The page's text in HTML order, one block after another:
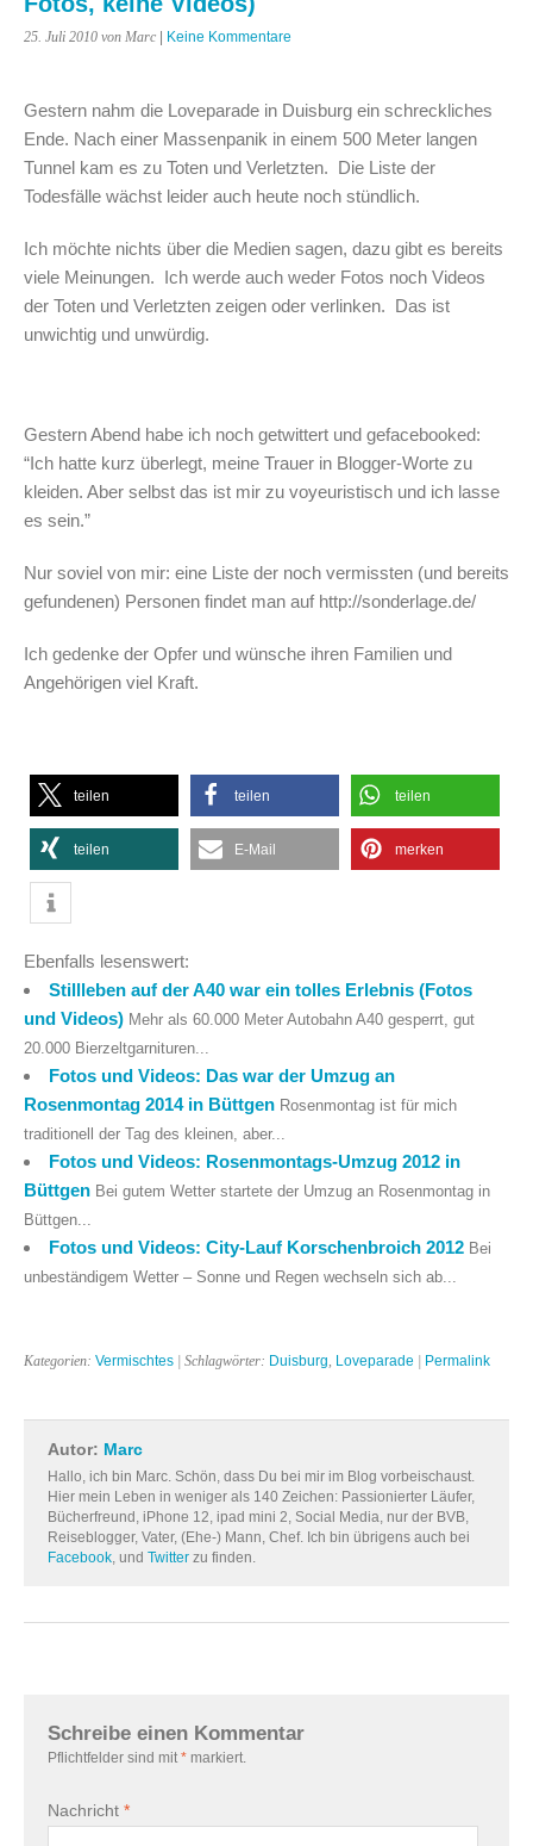
25. Juli 2010 von Marc | Keine Kommentare
Gestern nahm die Loveparade in Duisburg ein schreckliches
Ende. Nach einer Massenpanik in einem 500 Meter langen
Tunnel kam es zu Toten und Verletzten. Die Liste der
Todesfälle wächst leider auch heute noch stündlich.
Ich möchte nichts über die Medien sagen, dazu gibt es bereits
viele Meinungen. Ich werde auch weder Fotos noch Videos
der Toten und Verletzten zeigen oder verlinken. Das ist
unwichtig und unwürdig.
Gestern Abend habe ich noch getwittert und gefacebooked:
“Ich hatte kurz überlegt, meine Trauer in Blogger-Worte zu
kleiden. Aber selbst das ist mir zu voyeuristisch und ich lasse
es sein.”
Nur soviel von mir: eine Liste der noch vermissten (und bereits
gefundenen) Personen findet man auf http://sonderlage.de/
Ich gedenke der Opfer und wünsche ihren Familien und
Angehörigen viel Kraft.
teilen teilen teilen
teilen E-Mail merken
Ebenfalls lesenswert:
Stillleben auf der A40 war ein tolles Erlebnis (Fotos
und Videos) Mehr als 60.000 Meter Autobahn A40 gesperrt, gut
20.000 Bierzeltgarnituren...
Fotos und Videos: Das war der Umzug an
Rosenmontag 2014 in Büttgen Rosenmontag ist für mich
traditionell der Tag des kleinen, aber...
Fotos und Videos: Rosenmontags-Umzug 2012 in
Büttgen Bei gutem Wetter startete der Umzug an Rosenmontag in
Büttgen...
Fotos und Videos: City-Lauf Korschenbroich 2012 Bei
unbeständigem Wetter – Sonne und Regen wechseln sich ab...
Kategorien: Vermischtes | Schlagwörter: Duisburg, Loveparade Permalink
Autor: Marc
Hallo, ich bin Marc. Schön, dass Du bei mir im Blog vorbeischaust.
Hier mein Leben in weniger als 140 Zeichen: Passionierter Läufer,
Bücherfreund, iPhone 12, ipad mini 2, Social Media, nur der BVB,
Reiseblogger, Vater, (Ehe-) Mann, Chef. Ich bin übrigens auch bei
Facebook, und Twitter zu finden.
Schreibe einen Kommentar
Pflichtfelder sind mit * markiert.
Nachricht *